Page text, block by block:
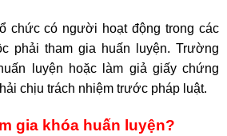
chức có người hoạt động trong các
phải tham gia huấn luyện. Trường
luyện hoặc làm giả giấy chứng
chịu trách nhiệm trước pháp luật.
gia khóa huấn luyện?